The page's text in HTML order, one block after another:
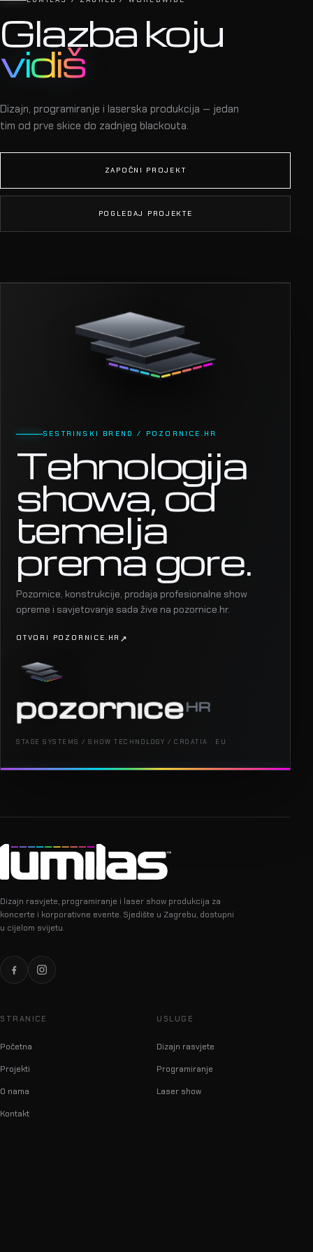
Glazba koju
vidiš
Dizajn, programiranje i laserska produkcija — jedan
tim od prve skice do zadnjeg blackouta.
ZAPOČNI PROJEKT
POGLEDAJ PROJEKTE
SESTRINSKI BREND / POZORNICE.HR
Tehnologija
showa, od
temelja
prema gore.
Pozornice, konstrukcije, prodaja profesionalne show
opreme i savjetovanje sada žive na pozornice.hr.
OTVORI POZORNICE.HR
STAGE SYSTEMS / SHOW TECHNOLOGY / CROATIA · EU
Dizajn rasvjete, programiranje i laser show produkcija za
koncerte i korporativne evente. Sjedište u Zagrebu, dostupni
u cijelom svijetu.
STRANICE
Početna
Projekti
O nama
Kontakt
USLUGE
Dizajn rasvjete
Programiranje
Laser show